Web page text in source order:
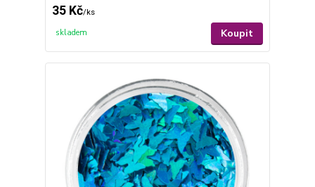
35 Kč/ks
skladem Koupit